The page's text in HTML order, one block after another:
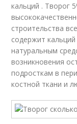
кальций . Творог
строительства
содержит
натуральным
возникновения
подросткам в
костной ткани и